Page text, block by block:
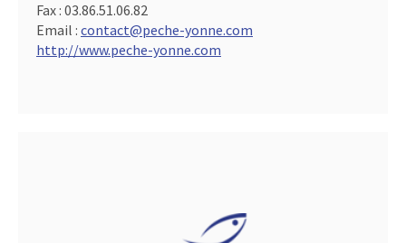
Fax : 03.86.51.06.82
Email : contact@peche-yonne.com
http://www.peche-yonne.com